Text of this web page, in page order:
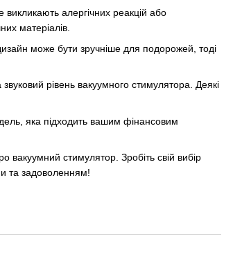
алергічних реакцій або
матеріалів.
може бути зручніше для подорожей, тоді
рівень вакуумного стимулятора. Деякі
яка підходить вашим фінансовим
вакуумний стимулятор. Зробіть свій вибір
та задоволенням!